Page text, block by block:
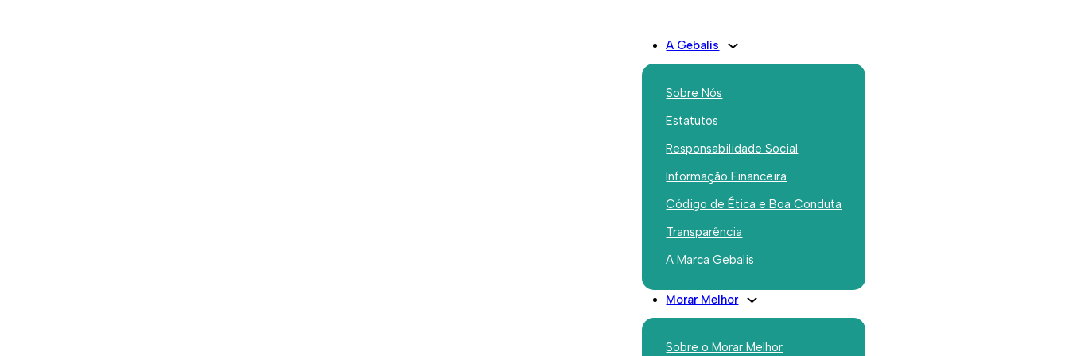
A Gebalis
Sobre Nós
Estatutos
Responsabilidade Social
Informação Financeira
Código de Ética e Boa Conduta
Transparência
A Marca Gebalis
Morar Melhor
Sobre o Morar Melhor
Bora Mexer trouxe muita
diversão ao Bairro Padre